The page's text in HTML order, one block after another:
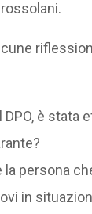
è stata
persona
in